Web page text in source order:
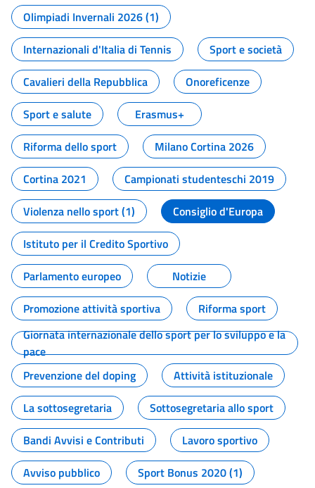
Olimpiadi Invernali 2026 (1)
Internazionali d'Italia di Tennis
Sport e società
Cavalieri della Repubblica
Onoreficenze
Sport e salute
Erasmus+
Riforma dello sport
Milano Cortina 2026
Cortina 2021
Campionati studenteschi 2019
Violenza nello sport (1)
Consiglio d'Europa
Istituto per il Credito Sportivo
Parlamento europeo
Notizie
Promozione attività sportiva
Riforma sport
Giornata internazionale dello sport per lo sviluppo e la
pace
Prevenzione del doping
Attività istituzionale
La sottosegretaria
Sottosegretaria allo sport
Bandi Avvisi e Contributi
Lavoro sportivo
Avviso pubblico
Sport Bonus 2020 (1)